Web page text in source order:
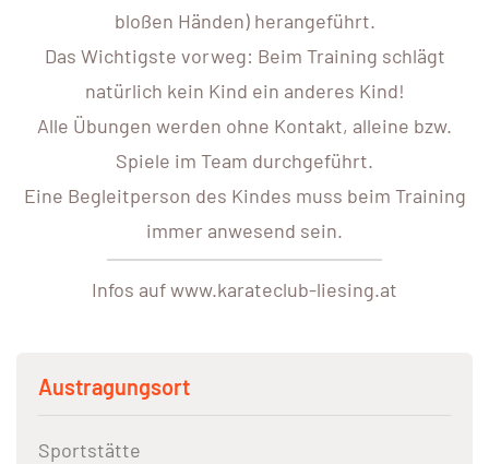
bloßen Händen) herangeführt.
Das Wichtigste vorweg: Beim Training schlägt
natürlich kein Kind ein anderes Kind!
Alle Übungen werden ohne Kontakt, alleine bzw.
Spiele im Team durchgeführt.
Eine Begleitperson des Kindes muss beim Training
immer anwesend sein.
Infos auf www.karateclub-liesing.at
Austragungsort
Sportstätte